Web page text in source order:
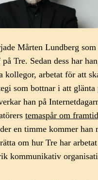
Mårten Lundberg som
Tre. Sedan dess har
kollegor, arbetat för att
som bottnar i att
han på
temaspår om
en timme kommer han
om hur Tre har
kommunikativ